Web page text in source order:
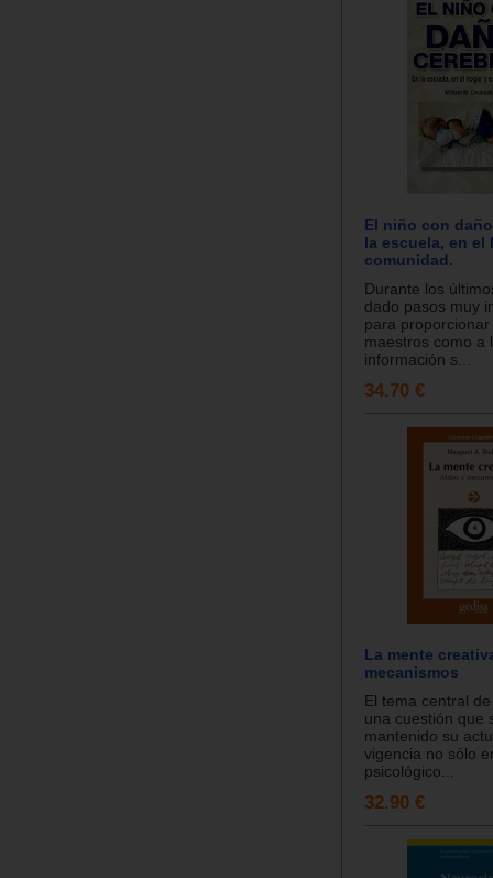
El niño con
la escuela, en el
comunidad.
Durante los
dado pasos muy
para
maestros como a
información s...
34.70 €
La mente
mecanismos
El tema central
una cuestión que
mantenido su
vigencia no sólo
psicológico...
32.90 €